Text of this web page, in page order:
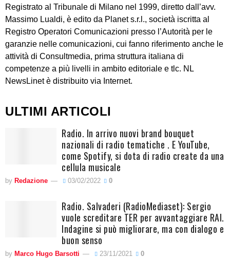
Registrato al Tribunale di Milano nel 1999, diretto dall’avv.
Massimo Lualdi, è edito da Planet s.r.l., società iscritta al
Registro Operatori Comunicazioni presso l’Autorità per le
garanzie nelle comunicazioni, cui fanno riferimento anche le
attività di Consultmedia, prima struttura italiana di
competenze a più livelli in ambito editoriale e tlc. NL
NewsLinet è distribuito via Internet.
ULTIMI ARTICOLI
Radio. In arrivo nuovi brand bouquet
nazionali di radio tematiche . E YouTube,
come Spotify, si dota di radio create da una
cellula musicale
by Redazione 03/02/2022 0
Radio. Salvaderi (RadioMediaset): Sergio
vuole screditare TER per avvantaggiare RAI.
Indagine si può migliorare, ma con dialogo e
buon senso
by Marco Hugo Barsotti 23/11/2021 0